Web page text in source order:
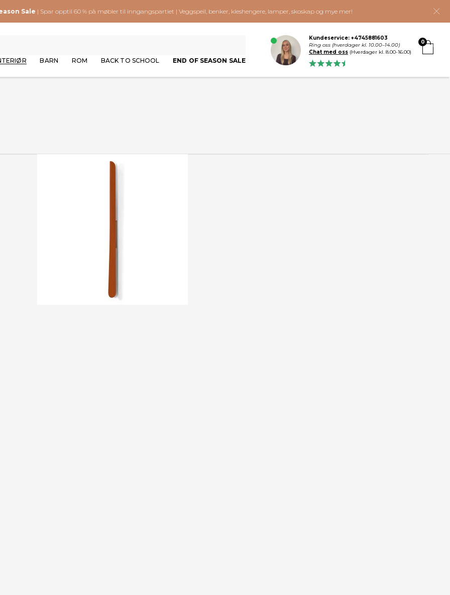
Sale | Spar opptil 60 % på møbler til inngangspartiet | Veggspeil, benker, kleshengere, lamper, skoskap og mye mer!
BARN ROM BACK TO SCHOOL END OF SEASON SALE
0
Kundeservice: +4745881603
Ring oss (hverdager kl. 10.00–14.00)
Chat med oss (Hverdager kl. 8.00-16.00)